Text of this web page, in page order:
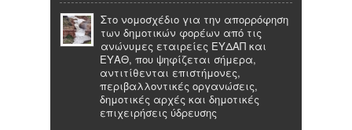
Στο νομοσχέδιο για την απορρόφηση
των δημοτικών φορέων από τις
ανώνυμες εταιρείες ΕΥΔΑΠ και
ΕΥΑΘ, που ψηφίζεται σήμερα,
αντιτίθενται επιστήμονες,
περιβαλλοντικές οργανώσεις,
δημοτικές αρχές και δημοτικές
επιχειρήσεις ύδρευσης